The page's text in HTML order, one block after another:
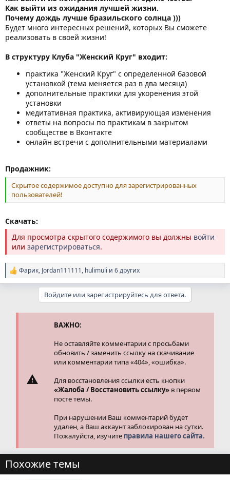
Как выйти из ожидания лучшей жизни.
Почему дождь лучше бразильского солнца )))
Будет много интересных решений, которых Вы сможете
реализовать в своей жизни!
В структуру Клуба "Женский Круг" входит:
практика "Женский Круг" с определенной базовой
установкой (тема меняется раз в два месяца)
дополнительные практики для укоренения этой
установки
медитативная практика, активирующая изменения
ответы на вопросы по практикам в закрытом
сообществе в Вконтакте
онлайн встречи с дополнительными материалами
Продажник:
Скрытое содержимое доступно для зарегистрированных
пользователей!
Скачать:
Для просмотра скрытого содержимого вы должны войти
или зарегистрироваться.
Р
е
Фарик, Jordan111111, hulimuli и 6 других
Войдите или зарегистрируйтесь для ответа.
ВАЖНО:
Не оставляйте комментарии с просьбами
обновить / заменить ссылку на скачивание
или комментарии типа «404», «ошибка».
Для восстановления ссылки есть кнопки
«Жалоба / Восстановить ссылку» в первом
посте темы.
При нарушении Ваш комментарий будет
удален, а Ваш аккаунт заблокирован на сутки.
Пожалуйста, изучите правила нашего сайта.
Похожие темы